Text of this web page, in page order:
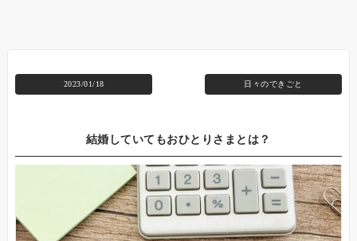
2023/01/18 日々のできごと
結婚していてもおひとりさまとは？